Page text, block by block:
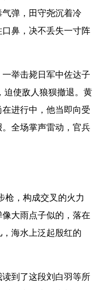
弹，田守尧沉着冷
鼻，决不丢失一寸阵
举击毙日军中佐达子
迫使敌人狼狈撤退。黄
进行中，他当即向受
全场掌声雷动，官兵
枪，构成交叉的火力
大雨点子似的，落在
海水上泛起殷红的
到了这段刘白羽等所